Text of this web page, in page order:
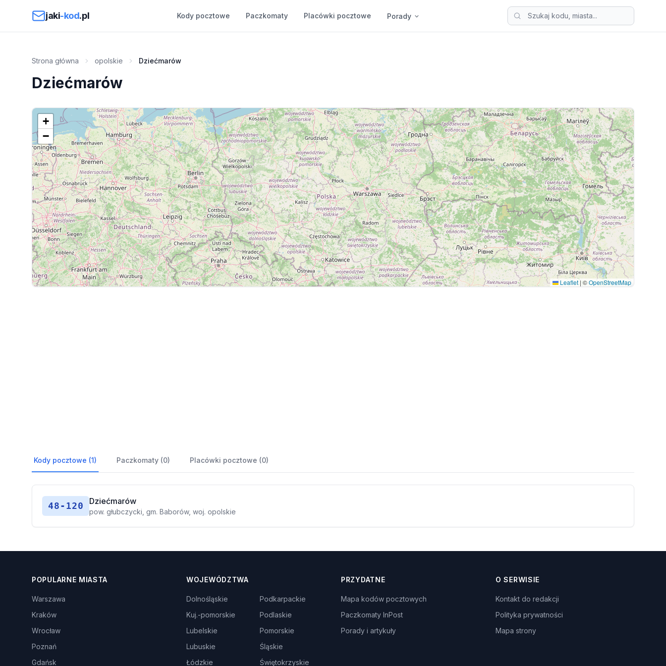
jaki-kod.pl Kody pocztowe Paczkomaty Placówki pocztowe Porady
Strona główna opolskie Dziećmarów
Dziećmarów
+
−
Leaflet | ©OpenStreetMap
Kody pocztowe (1) Paczkomaty (0) Placówki pocztowe (0)
48-120 Dziećmarów
pow. głubczycki, gm. Baborów, woj. opolskie
POPULARNE MIASTA
Warszawa
Kraków
Wrocław
Poznań
Gdańsk
WOJEWÓDZTWA
Dolnośląskie
Kuj.-pomorskie
Lubelskie
Lubuskie
Łódzkie
Podkarpackie
Podlaskie
Pomorskie
Śląskie
Świętokrzyskie
PRZYDATNE
Mapa kodów pocztowych
Paczkomaty InPost
Porady i artykuły
O SERWISIE
Kontakt do redakcji
Polityka prywatności
Mapa strony